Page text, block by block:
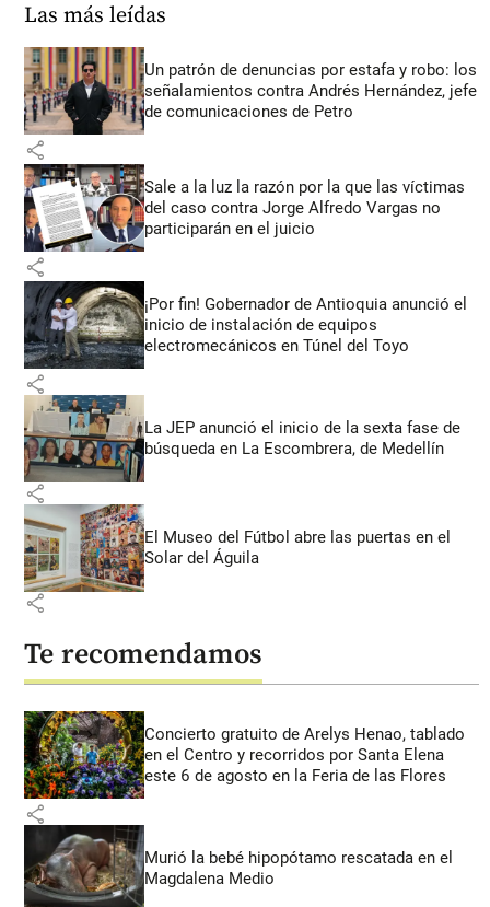
Las más leídas
Un patrón de denuncias por estafa y robo: los
señalamientos contra Andrés Hernández, jefe
de comunicaciones de Petro
share
Sale a la luz la razón por la que las víctimas
del caso contra Jorge Alfredo Vargas no
participarán en el juicio
share
¡Por fin! Gobernador de Antioquia anunció el
inicio de instalación de equipos
electromecánicos en Túnel del Toyo
share
La JEP anunció el inicio de la sexta fase de
búsqueda en La Escombrera, de Medellín
share
El Museo del Fútbol abre las puertas en el
Solar del Águila
share
Te recomendamos
Concierto gratuito de Arelys Henao, tablado
en el Centro y recorridos por Santa Elena
este 6 de agosto en la Feria de las Flores
share
Murió la bebé hipopótamo rescatada en el
Magdalena Medio